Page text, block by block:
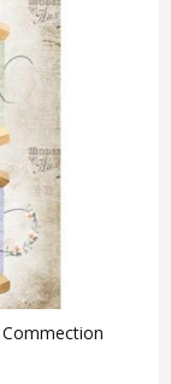
Commection